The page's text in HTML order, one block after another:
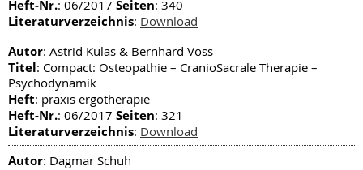
Heft-Nr.: 06/2017 Seiten: 340
Literaturverzeichnis: Download
Autor: Astrid Kulas & Bernhard Voss
Titel: Compact: Osteopathie – CranioSacrale Therapie –
Psychodynamik
Heft: praxis ergotherapie
Heft-Nr.: 06/2017 Seiten: 321
Literaturverzeichnis: Download
Autor: Dagmar Schuh